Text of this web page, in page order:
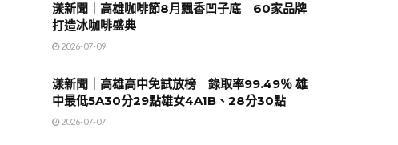
漾新聞｜高雄咖啡節8月飄香凹子底 60家品牌
打造冰咖啡盛典
2026-07-09
漾新聞｜高雄高中免試放榜 錄取率99.49％ 雄
中最低5A30分29點雄女4A1B、28分30點
2026-07-07